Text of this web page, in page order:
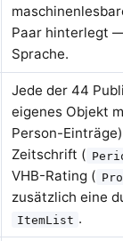
Paar hinterlegt
Sprache.
Jede der 44
eigenes Objekt
Person-
Zeitschrift (
VHB-Rating (
zusätzlich eine
ItemList .